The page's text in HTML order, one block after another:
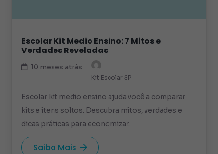
Escolar Kit Medio Ensino: 7 Mitos e
Verdades Reveladas
10 meses atrás
Kit Escolar SP
Escolar kit medio ensino ajuda você a comparar
kits e itens soltos. Descubra mitos, verdades e
dicas práticas para economizar.
Saiba Mais